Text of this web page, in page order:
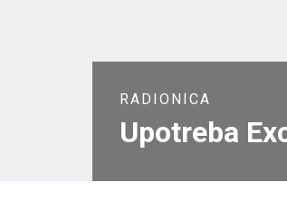
RADIONICA
Upotreba